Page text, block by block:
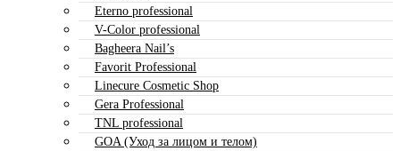
Eterno professional
V-Color professional
Bagheera Nail’s
Favorit Professional
Linecure Cosmetic Shop
Gera Professional
TNL professional
GOA (Уход за лицом и телом)